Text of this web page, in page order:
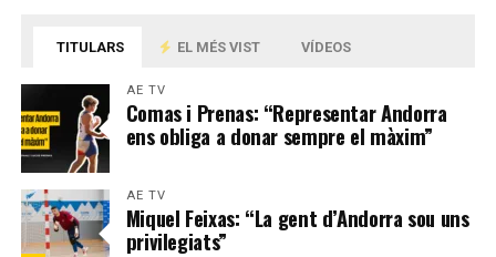
TITULARS EL MÉS VIST VÍDEOS
AE TV
Comas i Prenas: “Representar Andorra
ens obliga a donar sempre el màxim”
AE TV
Miquel Feixas: “La gent d’Andorra sou uns
privilegiats”